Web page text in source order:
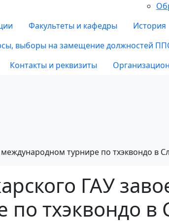
Факультеты и кафедры История
выборы на замещение должностей
Контакты и реквизиты
турнире по тхэквондо в
ГАУ
тхэквондо в